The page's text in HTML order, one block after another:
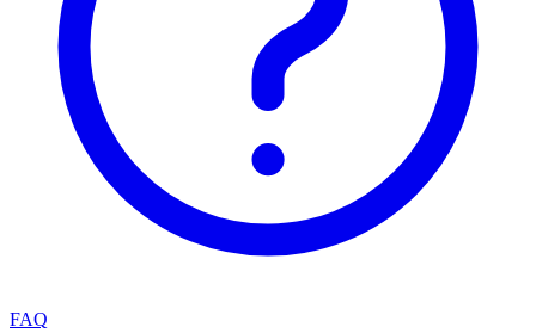
FAQ